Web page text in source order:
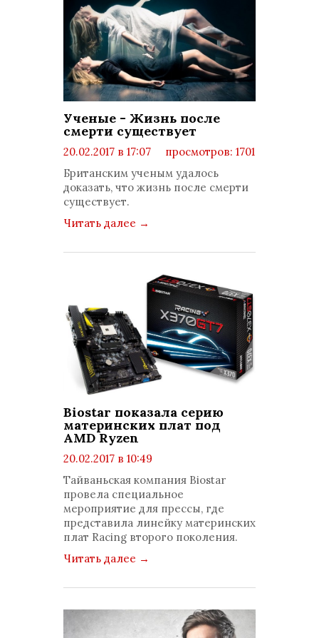
Ученые - Жизнь после
смерти существует
20.02.2017 в 17:07
просмотров: 1701
Британским ученым удалось
доказать, что жизнь после смерти
существует.
Читать далее →
Biostar показала серию
материнских плат под
AMD Ryzen
20.02.2017 в 10:49
просмотров: 1912
комментариев: 0
Тайваньская компания Biostar
провела специальное
мероприятие для прессы, где
представила линейку материнских
плат Racing второго поколения.
Читать далее →